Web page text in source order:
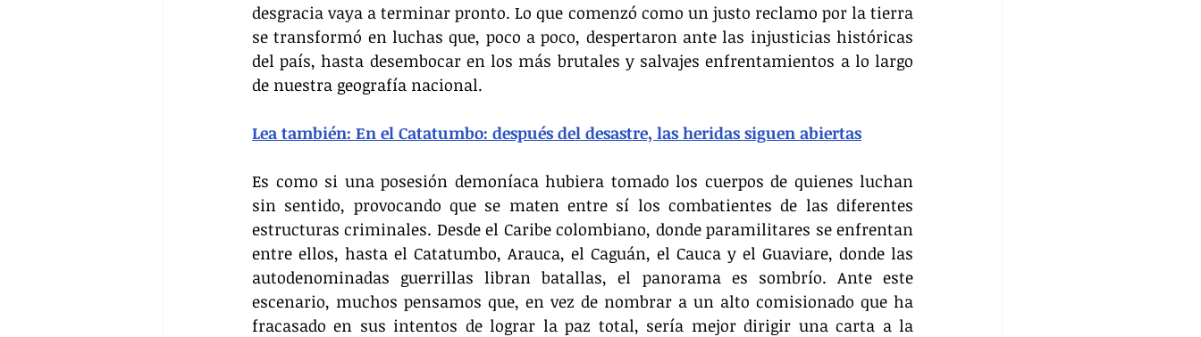
desgracia vaya a terminar pronto. Lo que comenzó como un justo reclamo por la tierra
se transformó en luchas que, poco a poco, despertaron ante las injusticias históricas
del país, hasta desembocar en los más brutales y salvajes enfrentamientos a lo largo
de nuestra geografía nacional.
Lea también: En el Catatumbo: después del desastre, las heridas siguen abiertas
Es como si una posesión demoníaca hubiera tomado los cuerpos de quienes luchan
sin sentido, provocando que se maten entre sí los combatientes de las diferentes
estructuras criminales. Desde el Caribe colombiano, donde paramilitares se enfrentan
entre ellos, hasta el Catatumbo, Arauca, el Caguán, el Cauca y el Guaviare, donde las
autodenominadas guerrillas libran batallas, el panorama es sombrío. Ante este
escenario, muchos pensamos que, en vez de nombrar a un alto comisionado que ha
fracasado en sus intentos de lograr la paz total, sería mejor dirigir una carta a la